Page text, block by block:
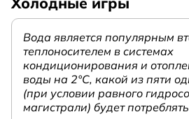
Вода является популярным
теплоносителем в системах
кондиционирования и
воды на 2°С, какой из пяти
(при условии равного
магистрали) будет